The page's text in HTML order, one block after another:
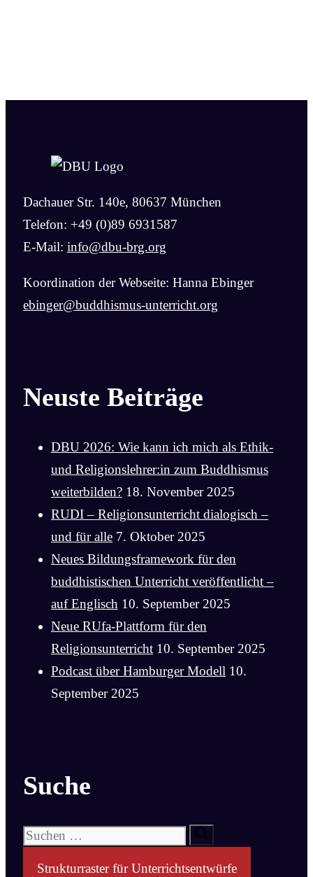
Dachauer Str. 140e, 80637 München
Telefon: +49 (0)89 6931587
E-Mail: info@dbu-brg.org
Koordination der Webseite: Hanna Ebinger
ebinger@buddhismus-unterricht.org
Neuste Beiträge
DBU 2026: Wie kann ich mich als Ethik-
und Religionslehrer:in zum Buddhismus
weiterbilden? 18. November 2025
RUDI – Religionsunterricht dialogisch –
und für alle 7. Oktober 2025
Neues Bildungsframework für den
buddhistischen Unterricht veröffentlicht –
auf Englisch 10. September 2025
Neue RUfa-Plattform für den
Religionsunterricht 10. September 2025
Podcast über Hamburger Modell 10.
September 2025
Suche
Suchen
Strukturraster für Unterrichtsentwürfe